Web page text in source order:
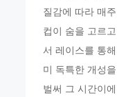
질감에 따라 매
컵이 숨을 고르
서 레이스를 통
미 독특한 개성
벌써 그 시간이